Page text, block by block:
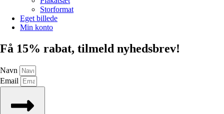
Storformat
Eget billede
Min konto
Få 15% rabat, tilmeld nyhedsbrev!
Navn
Email